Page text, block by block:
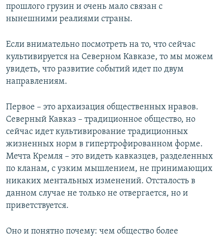
прошлого грузин и очень мало связан с
нынешними реалиями страны.
Если внимательно посмотреть на то, что сейчас
культивируется на Северном Кавказе, то мы можем
увидеть, что развитие событий идет по двум
направлениям.
Первое – это архаизация общественных нравов.
Северный Кавказ – традиционное общество, но
сейчас идет культивирование традиционных
жизненных норм в гипертрофированном форме.
Мечта Кремля – это видеть кавказцев, разделенных
по кланам, с узким мышлением, не принимающих
никаких ментальных изменений. Отсталость в
данном случае не только не отвергается, но и
приветствуется.
Оно и понятно почему: чем общество более